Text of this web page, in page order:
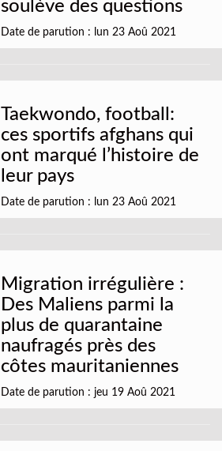
soulève des questions
Date de parution : lun 23 Aoû 2021
Taekwondo, football:
ces sportifs afghans qui
ont marqué l’histoire de
leur pays
Date de parution : lun 23 Aoû 2021
Migration irrégulière :
Des Maliens parmi la
plus de quarantaine
naufragés près des
côtes mauritaniennes
Date de parution : jeu 19 Aoû 2021